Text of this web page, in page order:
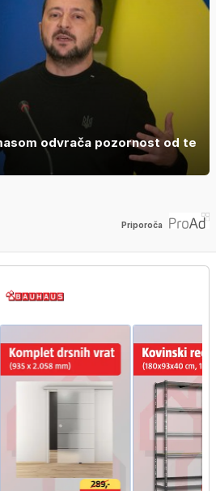
odvrača pozornost od te
Priporoča